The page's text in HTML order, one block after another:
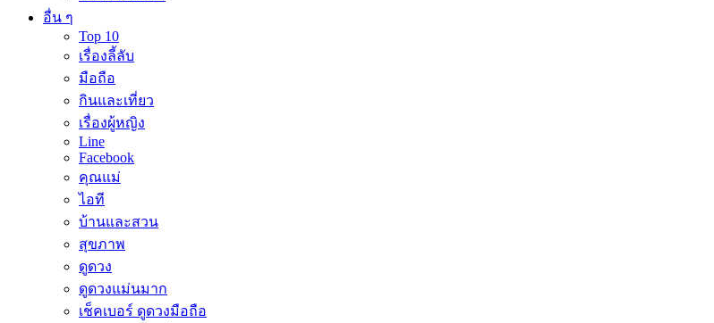
อื่น ๆ
Top 10
เรื่องลี้ลับ
มือถือ
กินและเที่ยว
เรื่องผู้หญิง
Line
Facebook
คุณแม่
ไอที
บ้านและสวน
สุขภาพ
ดูดวง
ดูดวงแม่นมาก
เช็คเบอร์ ดูดวงมือถือ